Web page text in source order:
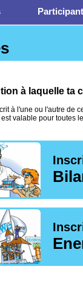
à laquelle ta
à l'une ou l'autre de
valable pour toutes